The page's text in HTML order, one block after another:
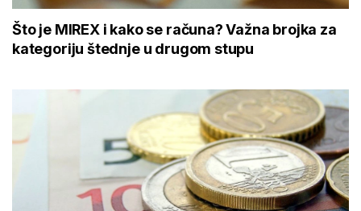
kategoriju štednje u drugom stupu